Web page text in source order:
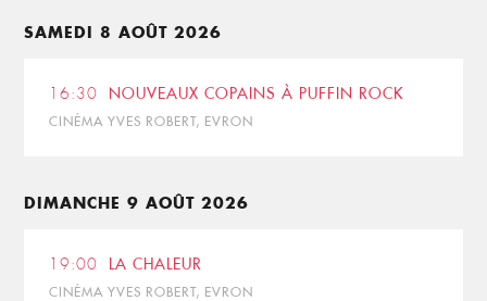
SAMEDI 8 AOÛT 2026
16:30 NOUVEAUX COPAINS À PUFFIN ROCK
CINÉMA YVES ROBERT, EVRON
DIMANCHE 9 AOÛT 2026
19:00 LA CHALEUR
CINÉMA YVES ROBERT, EVRON